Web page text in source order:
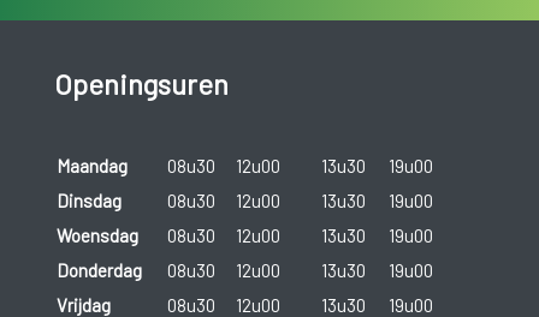
Openingsuren
Maandag 08u30 12u00 13u30
19u00
Dinsdag
08u30 12u00 13u30
19u00
Woensdag
08u30 12u00 13u30
19u00
Donderdag
08u30 12u00 13u30
19u00
Vrijdag
08u30 12u00 13u30
19u00